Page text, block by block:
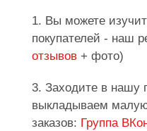
1. Вы можете
покупателей - наш
отзывов + фото)
3. Заходите в нашу
выкладываем
заказов: Группа